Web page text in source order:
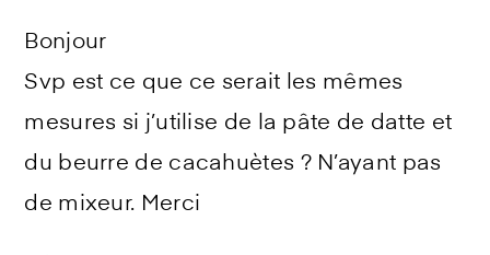
Bonjour
Svp est ce que ce serait les mêmes
mesures si j’utilise de la pâte de datte et
du beurre de cacahuètes ? N’ayant pas
de mixeur. Merci